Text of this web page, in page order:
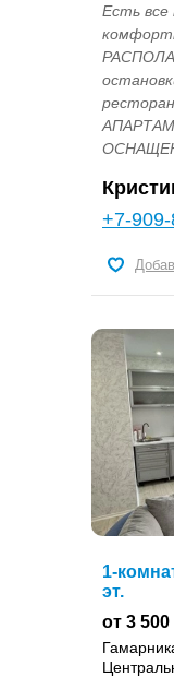
Есть все
+7-
1-
эт.
от 3